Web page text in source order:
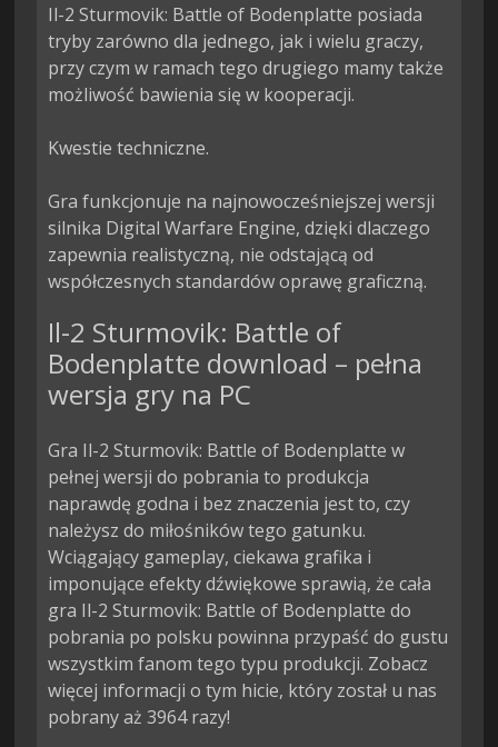
Il-2 Sturmovik: Battle of Bodenplatte posiada
tryby zarówno dla jednego, jak i wielu graczy,
przy czym w ramach tego drugiego mamy także
możliwość bawienia się w kooperacji.
Kwestie techniczne.
Gra funkcjonuje na najnowocześniejszej wersji
silnika Digital Warfare Engine, dzięki dlaczego
zapewnia realistyczną, nie odstającą od
współczesnych standardów oprawę graficzną.
Il-2 Sturmovik: Battle of
Bodenplatte download – pełna
wersja gry na PC
Gra Il-2 Sturmovik: Battle of Bodenplatte w
pełnej wersji do pobrania to produkcja
naprawdę godna i bez znaczenia jest to, czy
należysz do miłośników tego gatunku.
Wciągający gameplay, ciekawa grafika i
imponujące efekty dźwiękowe sprawią, że cała
gra Il-2 Sturmovik: Battle of Bodenplatte do
pobrania po polsku powinna przypaść do gustu
wszystkim fanom tego typu produkcji. Zobacz
więcej informacji o tym hicie, który został u nas
pobrany aż 3964 razy!